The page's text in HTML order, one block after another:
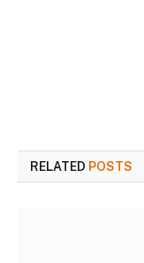
RELATED POSTS